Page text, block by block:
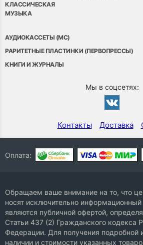
КЛАССИЧЕСКАЯ
МУЗЫКА
АУДИОКАССЕТЫ (MC)
РАРИТЕТНЫЕ ПЛАСТИНКИ (ПЕРВОПРЕССЫ)
КНИГИ И ЖУРНАЛЫ
Мы в соцсетях:
Контакты Доставка
Оплата:
Обращаем ваше внимание на то, что
носят исключительно
являются публичной офертой,
Статьи 437 (2) Гражданского кодекса
Федерации. Для получения подробной
наличии и стоимости указанных